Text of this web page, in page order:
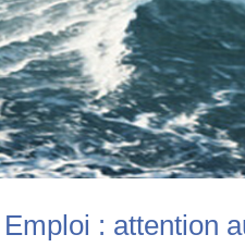
: attention